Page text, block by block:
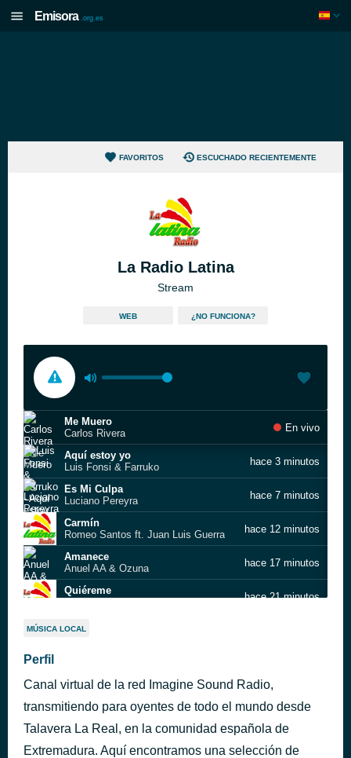
Emisora .org.es
FAVORITOS ESCUCHADO RECIENTEMENTE
La Radio Latina
Stream
WEB ¿NO FUNCIONA?
Me Muero
Carlos Rivera
En vivo
Aquí estoy yo
Luis Fonsi & Farruko
hace 3 minutos
Es Mi Culpa
Luciano Pereyra
hace 7 minutos
Carmín
Romeo Santos ft. Juan Luis Guerra
hace 12 minutos
Amanece
Anuel AA & Ozuna
hace 17 minutos
Quiéreme
hace 21 minutos
Vivir sin aire
Que Va
Alex Sensation
Borracho De Amor
Cali Y El Dandee
hace 44 minutos
MÚSICA LOCAL
Perfil
Canal virtual de la red Imagine Sound Radio,
transmitiendo para oyentes de todo el mundo desde
Talavera La Real, en la comunidad española de
Extremadura. Aquí encontramos una selección de